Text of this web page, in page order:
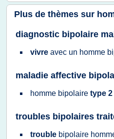
Plus de thèmes sur
diagnostic bipolaire
vivre avec un homme
maladie affective
homme bipolaire type 2
troubles bipolaires
trouble bipolaire